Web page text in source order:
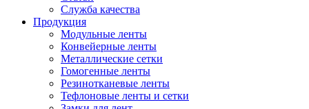
Служба качества
Продукция
Модульные ленты
Конвейерные ленты
Металлические сетки
Гомогенные ленты
Резинотканевые ленты
Тефлоновые ленты и сетки